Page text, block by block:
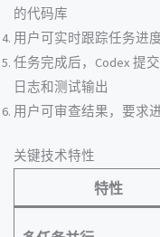
的代码库
用户可实时跟踪任务进
任务完成后，Codex 提
日志和测试输出
用户可审查结果，要求
关键技术特性
特性